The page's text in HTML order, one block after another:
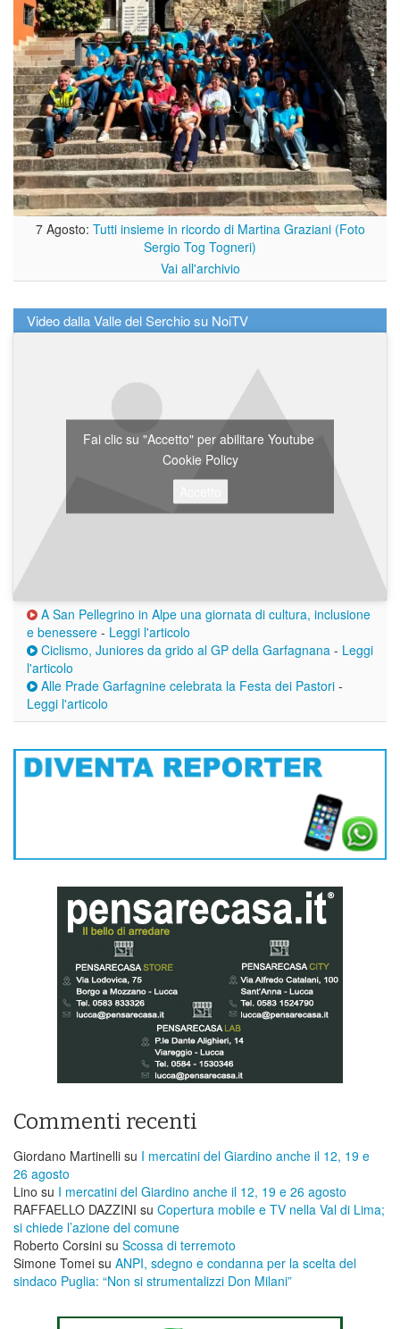
7 Agosto: Tutti insieme in ricordo di Martina Graziani (Foto
Sergio Tog Togneri)
Vai all'archivio
Video dalla Valle del Serchio su NoiTV
Fai clic su "Accetto" per abilitare Youtube
Cookie Policy
A San Pellegrino in Alpe una giornata di cultura, inclusione
e benessere - Leggi l'articolo
Ciclismo, Juniores da grido al GP della Garfagnana - Leggi
l'articolo
Alle Prade Garfagnine celebrata la Festa dei Pastori -
Leggi l'articolo
Commenti recenti
Giordano Martinelli su I mercatini del Giardino anche il 12, 19 e
26 agosto
Lino su I mercatini del Giardino anche il 12, 19 e 26 agosto
RAFFAELLO DAZZINI su ​Copertura mobile e TV nella Val di Lima;
si chiede l’azione del comune
Roberto Corsini su Scossa di terremoto
Simone Tomei su ANPI, sdegno e condanna per la scelta del
sindaco Puglia: “Non si strumentalizzi Don Milani”